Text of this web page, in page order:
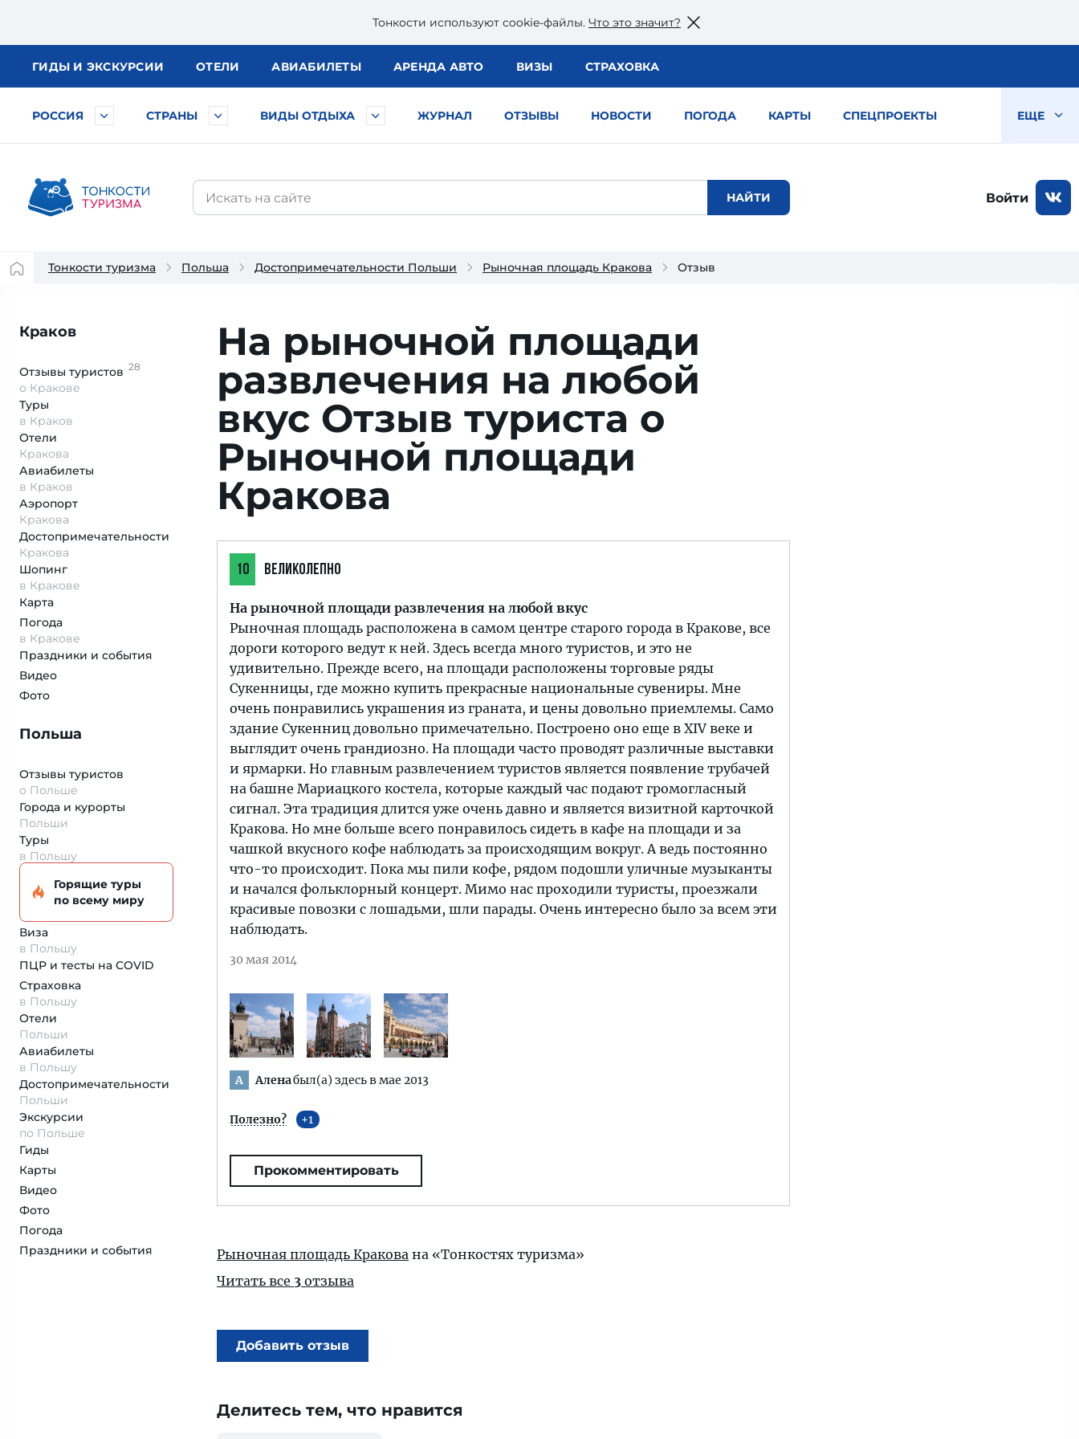
Тонкости используют сookie-файлы. Что это значит?
ГИДЫ И ЭКСКУРСИИ ОТЕЛИ АВИАБИЛЕТЫ АРЕНДА АВТО ВИЗЫ СТРАХОВКА
РОССИЯ СТРАНЫ ВИДЫ ОТДЫХА ЖУРНАЛ ОТЗЫВЫ НОВОСТИ ПОГОДА КАРТЫ СПЕЦПРОЕКТЫ ЕЩЕ
Войти
Тонкости туризма Польша Достопримечательности Польши Рыночная площадь Кракова Отзыв
Краков
Отзывы туристов 28
о Кракове
Туры
в Краков
Отели
Кракова
Авиабилеты
в Краков
Аэропорт
Кракова
Достопримеча­тельности
Кракова
Шопинг
в Кракове
Карта
Погода
в Кракове
Праздники и события
Видео
Фото
Польша
Отзывы туристов
о Польше
Города и курорты
Польши
Туры
в Польшу
Горящие туры
по всему миру
Виза
в Польшу
ПЦР и тесты на COVID
Страховка
в Польшу
Отели
Польши
Авиабилеты
в Польшу
Достопримеча­тельности
Польши
Экскурсии
по Польше
Гиды
Карты
Видео
Фото
Погода
Праздники и события
На рыночной площади
развлечения на любой
вкус Отзыв туриста о
Рыночной площади
Кракова
10 ВЕЛИКОЛЕПНО
На рыночной площади развлечения на любой вкус
Рыночная площадь расположена в самом центре старого города в Кракове, все
дороги которого ведут к ней. Здесь всегда много туристов, и это не
удивительно. Прежде всего, на площади расположены торговые ряды
Сукенницы, где можно купить прекрасные национальные сувениры. Мне
очень понравились украшения из граната, и цены довольно приемлемы. Само
здание Сукенниц довольно примечательно. Построено оно еще в XIV веке и
выглядит очень грандиозно. На площади часто проводят различные выставки
и ярмарки. Но главным развлечением туристов является появление трубачей
на башне Мариацкого костела, которые каждый час подают громогласный
сигнал. Эта традиция длится уже очень давно и является визитной карточкой
Кракова. Но мне больше всего понравилось сидеть в кафе на площади и за
чашкой вкусного кофе наблюдать за происходящим вокруг. А ведь постоянно
что-то происходит. Пока мы пили кофе, рядом подошли уличные музыканты
и начался фольклорный концерт. Мимо нас проходили туристы, проезжали
красивые повозки с лошадьми, шли парады. Очень интересно было за всем эти
наблюдать.
30 мая 2014
А Аленабыл(а) здесь в мае 2013
Полезно? 1
Прокомментировать
Рыночная площадь Кракова на «Тонкостях туризма»
Читать все 3 отзыва
Добавить отзыв
Делитесь тем, что нравится